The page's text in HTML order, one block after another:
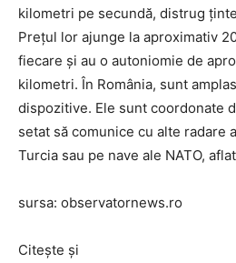
kilometri pe secundă, distrug
Preţul lor ajunge la aproximativ
fiecare şi au o autoniomie de
kilometri. În România, sunt
dispozitive. Ele sunt coordonate
setat să comunice cu alte radare
Turcia sau pe nave ale NATO,
sursa: observatornews.ro
Citește și